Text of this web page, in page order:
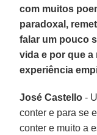
com muitos
paradoxal,
falar um pouco
vida e por que a
experiência
José Castello -
conter e para se
conter e muito a